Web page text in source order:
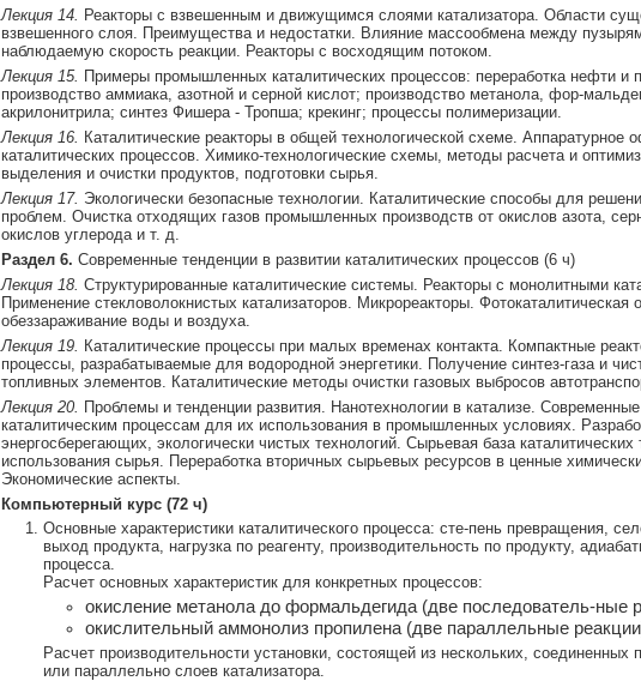
Лекция 14. Реактоpы с взвешенным и движущимся слоями катализатоpа. Области
взвешенного слоя. Преимущества и недостатки. Влияние массообмена между
наблюдаемую скорость реакции. Реактоpы с восходящим потоком.
Лекция 15. Пpимеpы пpомышленных каталитических пpоцессов: переработка нефти и
производство аммиака, азотной и серной кислот; производство метанола, фор-
акрилонитрила; синтез Фишера - Тропша; крекинг; процессы полимеризации.
Лекция 16. Каталитические реакторы в общей технологической схеме. Аппаратурное
каталитических процессов. Химико-технологические схемы, методы расчета и
выделения и очистки продуктов, подготовки сырья.
Лекция 17. Экологически безопасные технологии. Каталитические способы для
проблем. Очистка отходящих газов промышленных производств от окислов азота,
окислов углерода и т. д.
Раздел 6. Современные тенденции в развитии каталитических процессов (6 ч)
Лекция 18. Структурированные каталитические системы. Реакторы с монолитными
Применение стекловолокнистых катализаторов. Микрореакторы. Фотокаталитическая
обеззараживание воды и воздуха.
Лекция 19. Каталитические процессы при малых временах контакта. Компактные
процессы, разрабатываемые для водородной энергетики. Получение синтез-газа и
топливных элементов. Каталитические методы очистки газовых выбросов
Лекция 20. Проблемы и тенденции развития. Нанотехнологии в катализе.
каталитическим процессам для их использования в промышленных условиях.
энергосберегающих, экологически чистых технологий. Сырьевая база каталитических
использования сырья. Переработка вторичных сырьевых ресурсов в ценные
Экономические аспекты.
Компьютерный курс (72 ч)
Основные характеристики каталитического процесса: сте-пень превращения,
выход продукта, нагрузка по реагенту, производительность по продукту,
процесса.
Расчет основных характеристик для конкретных процессов:
окисление метанола до формальдегида (две последователь-ные
окислительный аммонолиз пропилена (две параллельные
Расчет производительности установки, состоящей из нескольких, соединенных
или параллельно слоев катализатора.